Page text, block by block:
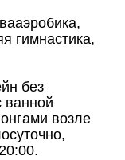
гимнастика,
без
ванной
возле